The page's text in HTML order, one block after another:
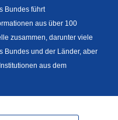
Bundes führt
aus über 100
zusammen, darunter viele
Bundes und der Länder, aber
aus dem